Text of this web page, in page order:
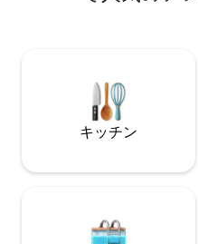
備、✓ ✓無料Wi-Fi、無料エ
シンとポッド、✓テレビ（
キッチン